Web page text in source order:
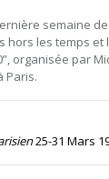
semaine
hors les temps et
organisée par
Paris.
25-31 Mars